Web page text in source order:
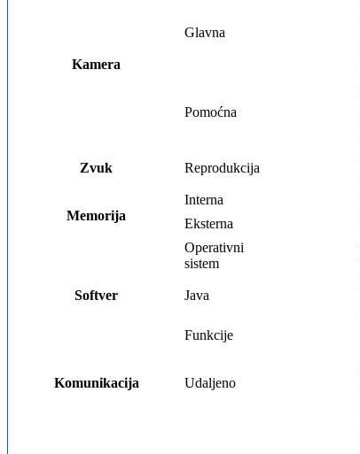
Kamera
Glavna
Pomoćna
Zvuk Reprodukcija
Memorija
Interna
Eksterna
Softver
Operativni
sistem
Java
Funkcije
Komunikacija Udaljeno